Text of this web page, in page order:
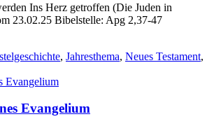
Ins Herz getroffen (Die Juden in
23.02.25 Bibelstelle: Apg 2,37-47
, Jahresthema, Neues Testament,
Evangelium